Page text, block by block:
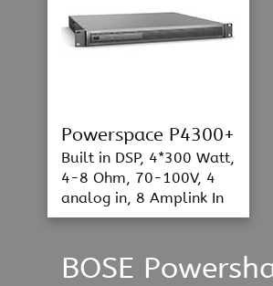
Powerspace P4300+
Built in DSP, 4*300 Watt,
4-8 Ohm, 70-100V, 4
analog in, 8 Amplink In
BOSE